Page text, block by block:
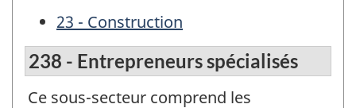
23 - Construction
238 - Entrepreneurs spécialisés
Ce sous-secteur comprend les